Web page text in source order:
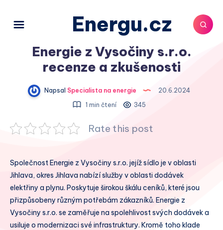
Energu.cz
Energie z Vysočiny s.r.o.
recenze a zkušenosti
Napsal Specialista na energie
20.6.2024
1 min čtení
345
Rate this post
Společnost Energie z Vysočiny s.r.o. jejíž sídlo je v oblasti
Jihlava, okres Jihlava nabízí služby v oblasti dodávek
elektřiny a plynu. Poskytuje širokou škálu ceníků, které jsou
přizpůsobeny různým potřebám zákazníků. Energie z
Vysočiny s.r.o. se zaměřuje na spolehlivost svých dodávek a
usiluje o modernizaci své infrastruktury. Kromě toho klade